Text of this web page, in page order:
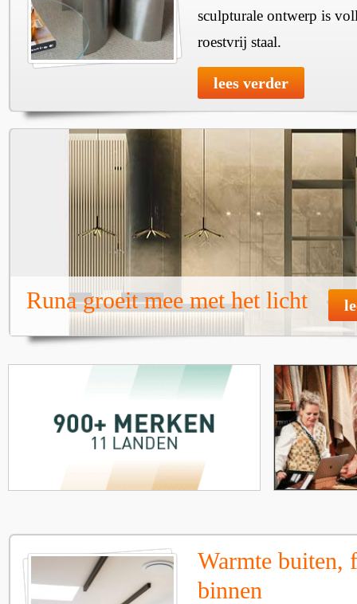
sculpturale ontwerp is
roestvrij staal.
lees verder
Runa groeit mee met het licht
Warmte buiten,
binnen